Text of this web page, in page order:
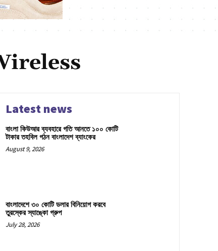
Latest news
বাংলা কিউআর ব্যবহারে গতি আনতে ১০০ কোটি
টাকার তহবিল গঠন বাংলাদেশ ব্যাংকের
August 9, 2026
বাংলাদেশে ৩০ কোটি ডলার বিনিয়োগ করবে
তুরস্কের স্যাঙ্কো গ্রুপ
July 28, 2026